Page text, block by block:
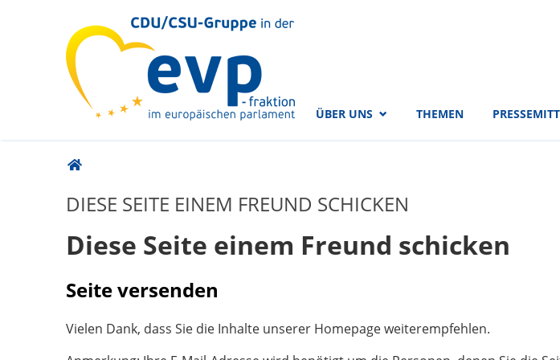
CDU/CSU-Gruppe in der EVP-Fraktion
im Europäischen Parlament
ÜBER UNS THEMEN
Sie sind hier
DIESE SEITE EINEM FREUND SCHICKEN
Diese Seite einem Freund schicken
Seite versenden
Vielen Dank, dass Sie die Inhalte unserer Homepage weiterempfehlen.